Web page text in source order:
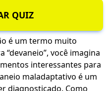
QUIZ
é um termo muito
você imagina
interessantes para
maladaptativo é um
diagnosticado. Como